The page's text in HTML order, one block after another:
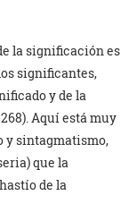
la significación es
significantes,
y de la
Aquí está muy
y sintagmatismo,
que la
de la